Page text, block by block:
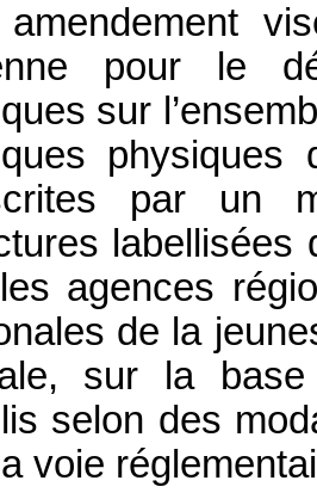
pour le
sur
par un
labellisées
agences
de la
sur la
selon des
voie